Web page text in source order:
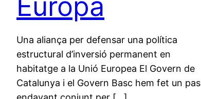
Una aliança per defensar una política
estructural d’inversió permanent en
habitatge a la Unió Europea El Govern de
Catalunya i el Govern Basc hem fet un pas